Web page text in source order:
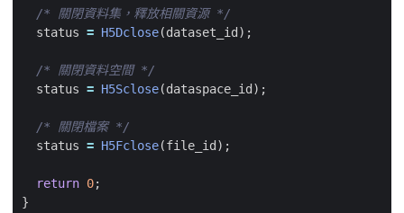
/* 關閉資料集，釋放相關資源 */
status = H5Dclose(dataset_id );
/* 關閉資料空間 */
status = H5Sclose(dataspace_id );
/* 關閉檔案 */
status = H5Fclose(file_id );
return 0;
}